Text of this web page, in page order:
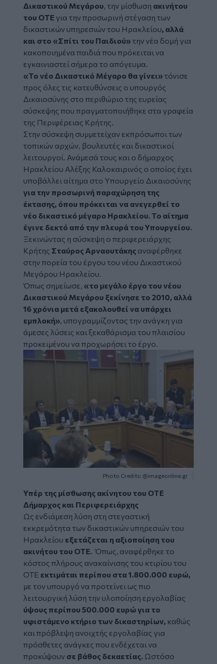
Δικαστικού Μεγάρου, την μίσθωση ακινήτου
του ΟΤΕ για την προσωρινή στέγαση των
δικαστικών υπηρεσιών του Ηρακλείου, αλλά
και στο «Σπίτι του Παιδιού»την νέα δομή για
κακοποιημένα παιδιά που πρόκειται να
εγκαινιαστεί σήμερα το απόγευμα.
«Το νέο Δικαστικό Μέγαρο θα γίνει»τόνισε
προς όλες τις κατευθύνσεις ο υπουργός
Δικαιοσύνης στο περιθώριο της ευρείας
σύσκεψης που πραγματοποιήθηκε στα γραφεία
της Περιφέρειας Κρήτης.
Στην σύσκεψη συμμετείχαν εκπρόσωποι των
τοπικών αρχών, βουλευτές και δικαστικοί
λειτουργοί. Ανάμεσά τους και ο δήμαρχος
Ηρακλείου Αλέξης Καλοκαιρινός ο οποίος έχει
υποβάλλει αίτημα στο Υπουργείο Δικαιοσύνης
για την προσωρινή παραχώρηση της
έκτασης, όπου πρόκειται να ανεγερθεί το
νέο δικαστικό μέγαρο Ηρακλείου. Το αίτημα
έγινε δεκτό από την πλευρά του Υπουργείου.
Ξεκινώντας η σύσκεψη ο περιφερειάρχης
Κρήτης Σταύρος Αρναουτάκης αναφέρθηκε
στην πορεία του έργου του νέου Δικαστικού
Μεγάρου Ηρακλείου.
Όπως σημείωσε, «το μεγάλο έργο του νέου
Δικαστικού Μεγάρου ξεκίνησε το 2010, αλλά
16 χρόνια μετά εξακολουθεί να υπάρχει
εμπλοκή», υπογραμμίζοντας την ανάγκη για
άμεσες λύσεις και ξεκαθάρισμα του πλαισίου
προκειμένου να προχωρήσει το έργο.
Image
Photo Credits: @imageonline.gr
Υπέρ της μίσθωσης ακίνητου του ΟΤΕ
Δήμαρχος και Περιφερειάρχης
Ως ενδιάμεση λύση στη στεγαστική
εκκρεμότητα των δικαστικών υπηρεσιών του
Ηρακλείου εξετάζεται η αξιοποίηση του
ακινήτου του ΟΤΕ.Όπως, αναφέρθηκε το
κόστος πλήρους ανακαίνισης του κτιρίου του
ΟΤΕ εκτιμάται περίπου στα 1.800.000 ευρώ,
με τον υπουργό να προτείνει ως πιο
λειτουργική λύση την υλοποίηση εργολαβίας
ύψους περίπου 500.000 ευρώ για το
υφιστάμενο κτήριο των δικαστηρίων, καθώς
και πρόβλεψη ανοιχτής εργολαβίας για
πρόσθετες ανάγκες που ενδέχεται να
προκύψουν σε βάθος δεκαετίας. Ωστόσο